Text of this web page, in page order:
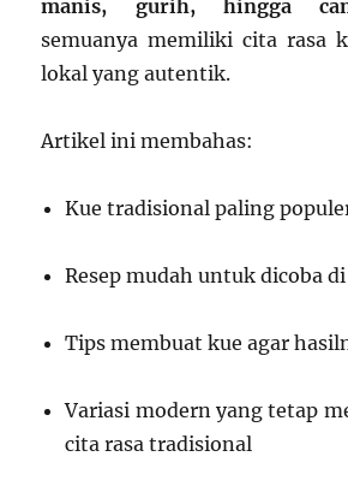
manis, gurih, hingga
semuanya memiliki cita rasa
lokal yang autentik.
Artikel ini membahas:
Kue tradisional paling
Resep mudah untuk dicoba
Tips membuat kue agar
Variasi modern yang tetap
cita rasa tradisional